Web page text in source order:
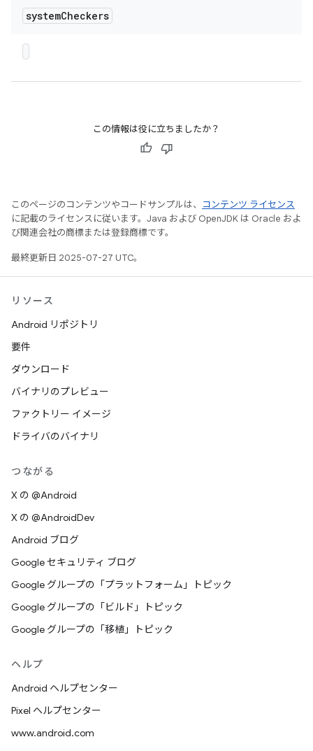
systemCheckers
この情報は役に立ちましたか？
このページのコンテンツやコードサンプルは、
コンテンツ ライセンス
に記載のライセンスに従います。Java および OpenJDK は Oracle およ
び関連会社の商標または登録商標です。
最終更新日 2025-07-27 UTC。
リソース
Android リポジトリ
要件
ダウンロード
バイナリのプレビュー
ファクトリー イメージ
ドライバのバイナリ
つながる
X の @Android
X の @AndroidDev
Android ブログ
Google セキュリティ ブログ
Google グループの「プラットフォーム」トピック
Google グループの「ビルド」トピック
Google グループの「移植」トピック
ヘルプ
Android ヘルプセンター
Pixel ヘルプセンター
www.android.com